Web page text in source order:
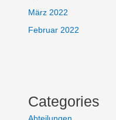
März 2022
Februar 2022
Categories